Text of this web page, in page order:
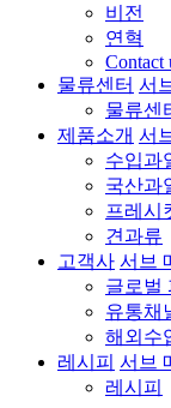
비전
연혁
Contact
물류센터 서
물류센
제품소개 서
수입과
국산과
프레시
견과류
고객사 서브
글로벌
유통채
해외수
레시피 서브
레시피